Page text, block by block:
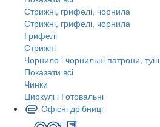
Стрижні, грифелі, чорнила
Стрижні, грифелі, чорнила
Грифелі
Стрижні
Чорнило і чорнильні патрони, туш
Показати всі
Чинки
Циркулі і Готовальні
Офісні дрібниці